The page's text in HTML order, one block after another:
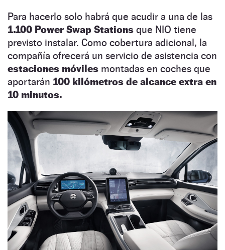
Para hacerlo solo habrá que acudir a una de las
1.100 Power Swap Stations que NIO tiene
previsto instalar. Como cobertura adicional, la
compañía ofrecerá un servicio de asistencia con
estaciones móviles montadas en coches que
aportarán 100 kilómetros de alcance extra en
10 minutos.